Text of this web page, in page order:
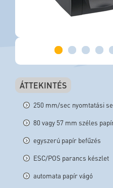
ÁTTEKINTÉS
250 mm/sec nyomtatási
80 vagy 57 mm széles
egyszerú papír befűzés
ESC/POS parancs készlet
automata papír vágó